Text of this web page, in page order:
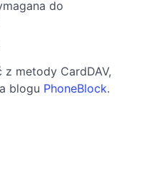
do
metody CardDAV,
blogu PhoneBlock.